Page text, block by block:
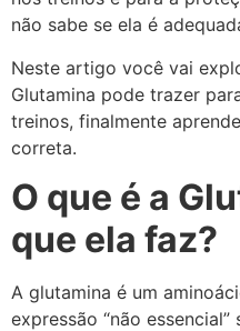
não sabe se ela é
Neste artigo você vai
Glutamina pode trazer
treinos, finalmente
correta.
O que é a
que ela faz?
A glutamina é um
expressão “não